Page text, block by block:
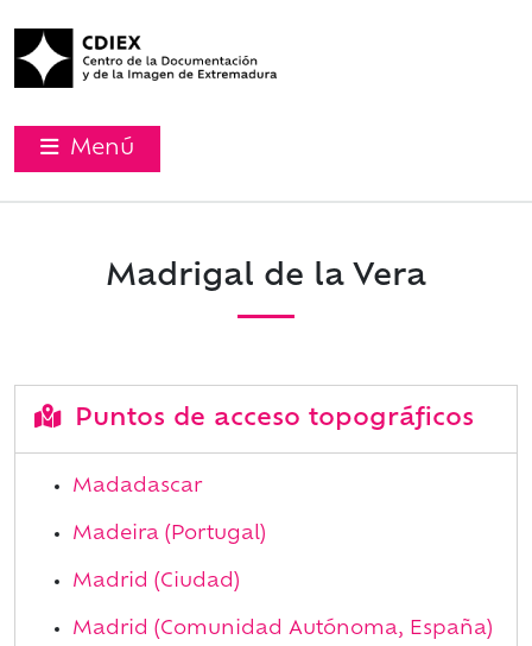
Menú
Madrigal de la Vera
Puntos de acceso topográficos
Madadascar
Madeira (Portugal)
Madrid (Ciudad)
Madrid (Comunidad Autónoma, España)